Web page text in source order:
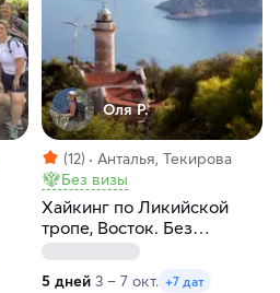
Оля Р.
(12)
Анталья, Текирова
Без визы
Хайкинг по Ликийской
тропе, Восток. Без
рюкзаков с отелями
5 дней 3 – 7 окт. +7 дат